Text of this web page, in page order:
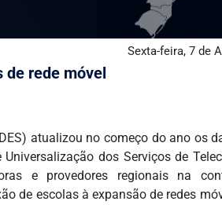
Sexta-feira, 7 de
de rede móvel
atualizou no começo do ano os
dos Serviços de
e provedores regionais na
de escolas à expansão de redes